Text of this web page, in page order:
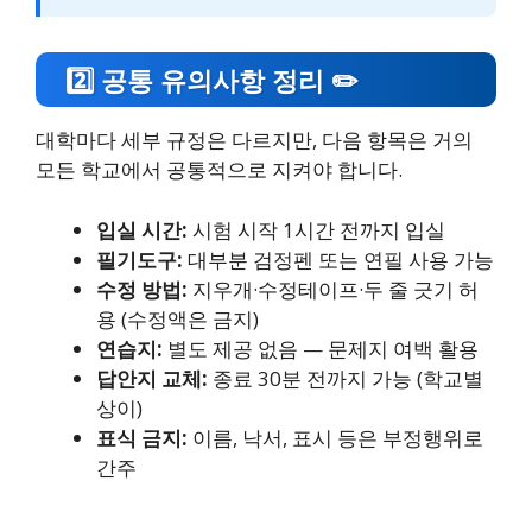
2️⃣ 공통 유의사항 정리 ✏️
대학마다 세부 규정은 다르지만, 다음 항목은 거의
모든 학교에서 공통적으로 지켜야 합니다.
입실 시간: 시험 시작 1시간 전까지 입실
필기도구: 대부분 검정펜 또는 연필 사용 가능
수정 방법: 지우개·수정테이프·두 줄 긋기 허
용 (수정액은 금지)
연습지: 별도 제공 없음 — 문제지 여백 활용
답안지 교체: 종료 30분 전까지 가능 (학교별
상이)
표식 금지: 이름, 낙서, 표시 등은 부정행위로
간주